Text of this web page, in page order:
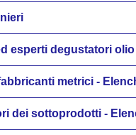
esperti degustatori
metrici -
dei sottoprodotti -